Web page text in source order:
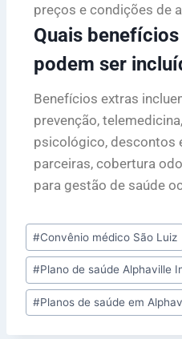
preços e condições de
Quais
podem ser
Benefícios extras
prevenção,
psicológico, descontos
parceiras, cobertura
para gestão de saúde
#Convênio médico São Luiz
#Plano de saúde Alphaville
#Planos de saúde em